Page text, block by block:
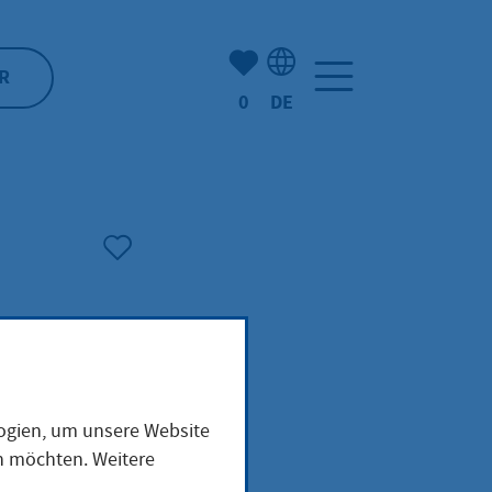
Anzahl der gemerkten
0 DE
um unsere Website
möchten. Weitere